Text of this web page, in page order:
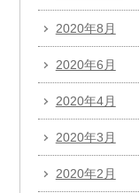
2020年8月
2020年6月
2020年4月
2020年3月
2020年2月